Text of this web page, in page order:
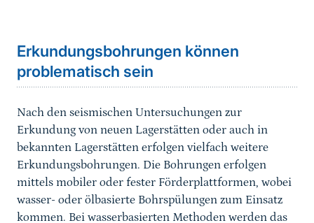
Erkundungsbohrungen können
problematisch sein
Nach den seismischen Untersuchungen zur
Erkundung von neuen Lagerstätten oder auch in
bekannten Lagerstätten erfolgen vielfach weitere
Erkundungsbohrungen. Die Bohrungen erfolgen
mittels mobiler oder fester Förderplattformen, wobei
wasser- oder ölbasierte Bohrspülungen zum Einsatz
kommen. Bei wasserbasierten Methoden werden das